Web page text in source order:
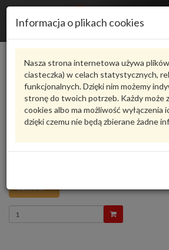
Informacja o plikach cookies
Nasza strona internetowa używa
ciasteczka) w celach statystycznych,
funkcjonalnych. Dzięki nim możemy
stronę do twoich potrzeb. Każdy może
cookies albo ma możliwość wyłączenia
dzięki czemu nie będą zbierane żadne
Karta produktu
8E0035399AVAG
VAG - produkt oryginalny VW AUDI SEAT SKODA
Zadaj pytanie o produkt
GŁOŚNIK Audi
62,68 zł
Wprowadź
ilość